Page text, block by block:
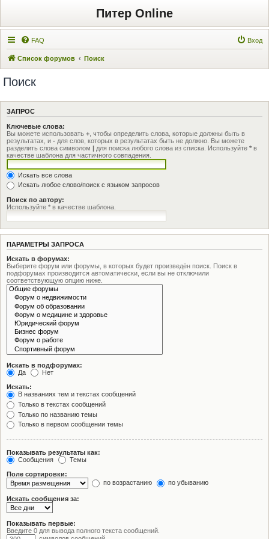
Питер Online
FAQ Вход
Список форумов Поиск
Поиск
ЗАПРОС
Ключевые слова:
Вы можете использовать + , чтобы определить слова, которые должны быть в
результатах, и - для слов, которых в результатах быть не должно. Вы можете
разделить слова символом | для поиска любого слова из списка. Используйте * в
качестве шаблона для частичного совпадения.
Искать все слова
Искать любое слово/поиск с языком запросов
Поиск по автору:
Используйте * в качестве шаблона.
ПАРАМЕТРЫ ЗАПРОСА
Искать в форумах:
Выберите форум или форумы, в которых будет произведён поиск. Поиск в
подфорумах производится автоматически, если вы не отключили
соответствующую опцию ниже.
Искать в подфорумах:
Да
Нет
Искать:
В названиях тем и текстах сообщений
Только в текстах сообщений
Только по названию темы
Только в первом сообщении темы
Показывать результаты как:
Сообщения
Темы
Поле сортировки:
по возрастанию
по убыванию
Искать сообщения за:
Показывать первые:
Введите 0 для вывода полного текста сообщений.